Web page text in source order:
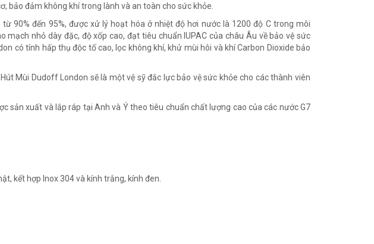
bảo đảm không khí trong lành và an toàn cho sức khỏe.
90% đến 95%, được xử lý hoạt hóa ở nhiệt độ hơi nước là 1200 độ C trong môi
nhỏ dày đặc, độ xốp cao, đạt tiêu chuẩn IUPAC của châu Âu về bảo vệ sức
có tính hấp thụ độc tố cao, lọc không khí, khử mùi hôi và khí Carbon Dioxide bảo
Mùi Dudoff London sẽ là một vệ sỹ đắc lực bảo vệ sức khỏe cho các thành viên
sản xuất và lắp ráp tại Anh và Ý theo tiêu chuẩn chất lượng cao của các nước G7
kết hợp Inox 304 và kính trắng, kính đen.